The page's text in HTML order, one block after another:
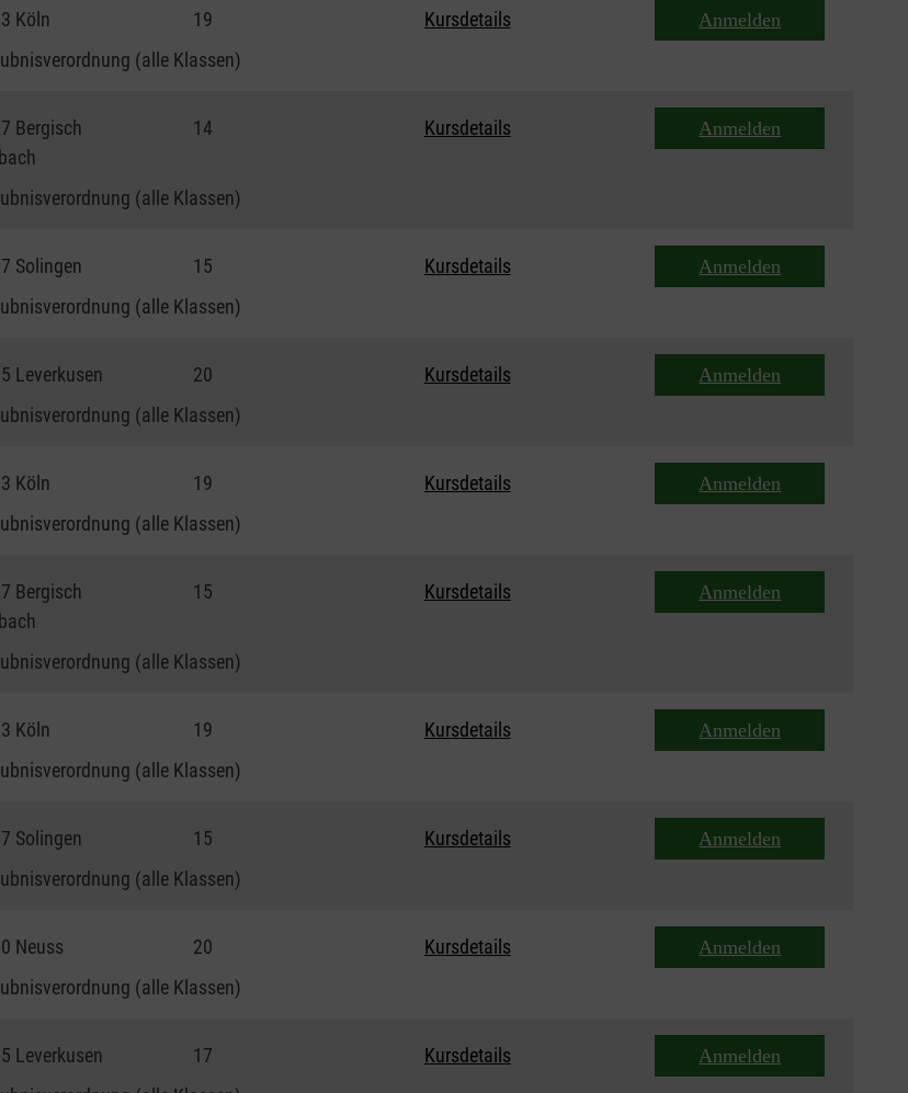
Köln 19 Kursdetails Anmelden
(alle Klassen)
Bergisch
14 Kursdetails Anmelden
(alle Klassen)
Solingen 15 Kursdetails Anmelden
(alle Klassen)
Leverkusen 20 Kursdetails Anmelden
(alle Klassen)
Köln 19 Kursdetails Anmelden
(alle Klassen)
Bergisch
15 Kursdetails Anmelden
(alle Klassen)
Köln 19 Kursdetails Anmelden
(alle Klassen)
Solingen 15 Kursdetails Anmelden
(alle Klassen)
Neuss 20 Kursdetails Anmelden
(alle Klassen)
Leverkusen 17 Kursdetails Anmelden